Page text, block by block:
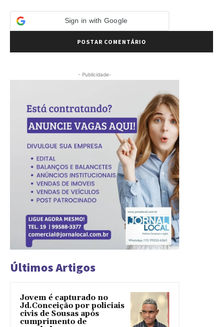
Sign in with Google
- Publicidade-
Últimos Artigos
Jovem é capturado no
Jd.Conceição por policiais
civis de Sousas após
cumprimento de